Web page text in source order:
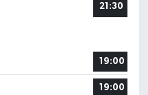
21:30
19:00
19:00